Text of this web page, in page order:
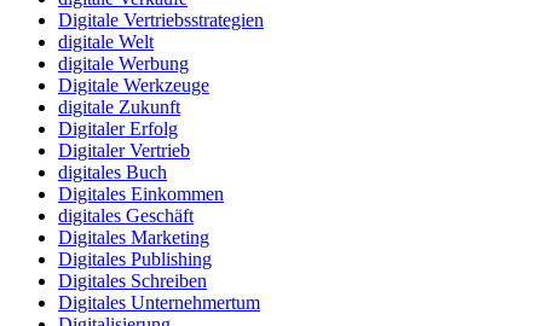
Digitale Vertriebsstrategien
digitale Welt
digitale Werbung
Digitale Werkzeuge
digitale Zukunft
Digitaler Erfolg
Digitaler Vertrieb
digitales Buch
Digitales Einkommen
digitales Geschäft
Digitales Marketing
Digitales Publishing
Digitales Schreiben
Digitales Unternehmertum